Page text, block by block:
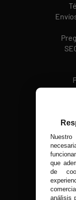
que
de
análisis